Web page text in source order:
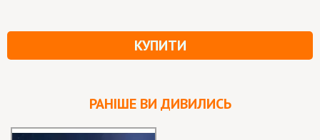
КУПИТИ
РАНІШЕ ВИ ДИВИЛИСЬ